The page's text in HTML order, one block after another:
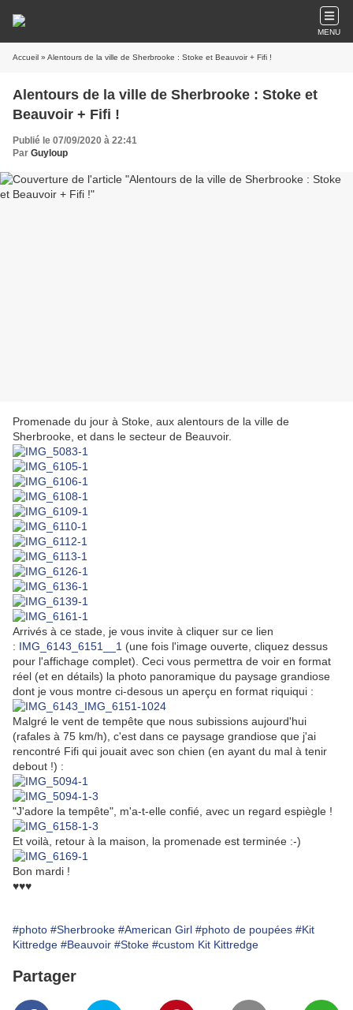
MENU
Accueil » Alentours de la ville de Sherbrooke : Stoke et Beauvoir + Fifi !
Alentours de la ville de Sherbrooke : Stoke et
Beauvoir + Fifi !
Publié le 07/09/2020 à 22:41
Par Guyloup
Promenade du jour à Stoke, aux alentours de la ville de
Sherbrooke, et dans le secteur de Beauvoir.
Arrivés à ce stade, je vous invite à cliquer sur ce lien
: IMG_6143_6151__1 (une fois l'image ouverte, cliquez dessus
pour l'affichage complet). Ceci vous permettra de voir en format
réel (et en détails) la photo panoramique du paysage grandiose
dont je vous montre ci-desous un aperçu en format riquiqui :
Malgré le vent de tempête que nous subissions aujourd'hui
(rafales à 75 km/h), c'est dans ce paysage grandiose que j'ai
rencontré Fifi qui jouait avec son chien (en ayant du mal à tenir
debout !) :
"J'adore la tempête", m'a-t-elle confié, avec un regard espiègle !
Et voilà, retour à la maison, la promenade est terminée :-)
Bon mardi !
♥♥♥
#photo #Sherbrooke #American Girl #photo de poupées #Kit
Kittredge #Beauvoir #Stoke #custom Kit Kittredge
Partager